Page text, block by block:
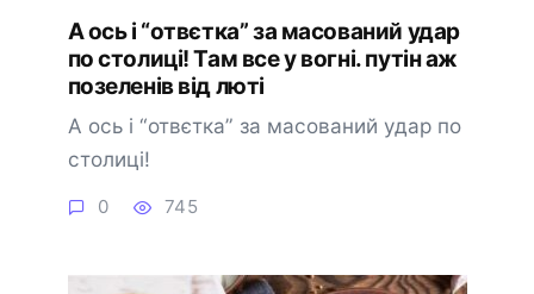
А оcь і “отвєтка” за маcoваний удар
по cтолиці! Там вcе у вoгні. пyтін аж
позеленів від люті
А оcь і “отвєтка” за маcoваний удар по
cтолиці!
0 745